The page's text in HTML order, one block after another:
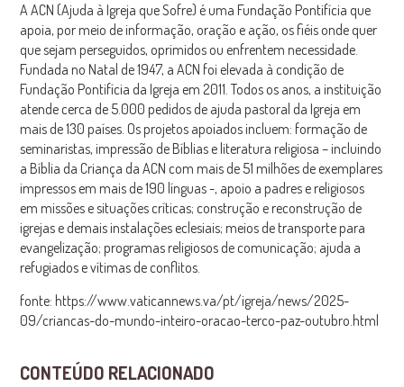
A ACN (Ajuda à Igreja que Sofre) é uma Fundação Pontifícia que
apoia, por meio de informação, oração e ação, os fiéis onde quer
que sejam perseguidos, oprimidos ou enfrentem necessidade.
Fundada no Natal de 1947, a ACN foi elevada à condição de
Fundação Pontifícia da Igreja em 2011. Todos os anos, a instituição
atende cerca de 5.000 pedidos de ajuda pastoral da Igreja em
mais de 130 países. Os projetos apoiados incluem: formação de
seminaristas, impressão de Bíblias e literatura religiosa – incluindo
a Bíblia da Criança da ACN com mais de 51 milhões de exemplares
impressos em mais de 190 línguas -, apoio a padres e religiosos
em missões e situações críticas; construção e reconstrução de
igrejas e demais instalações eclesiais; meios de transporte para
evangelização; programas religiosos de comunicação; ajuda a
refugiados e vítimas de conflitos.
fonte: https://www.vaticannews.va/pt/igreja/news/2025-
09/criancas-do-mundo-inteiro-oracao-terco-paz-outubro.html
CONTEÚDO RELACIONADO